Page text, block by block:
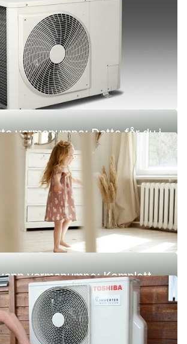
varmepumpe: Dette får du i
varmepumpe: Komplett
fordeler og ulemper)